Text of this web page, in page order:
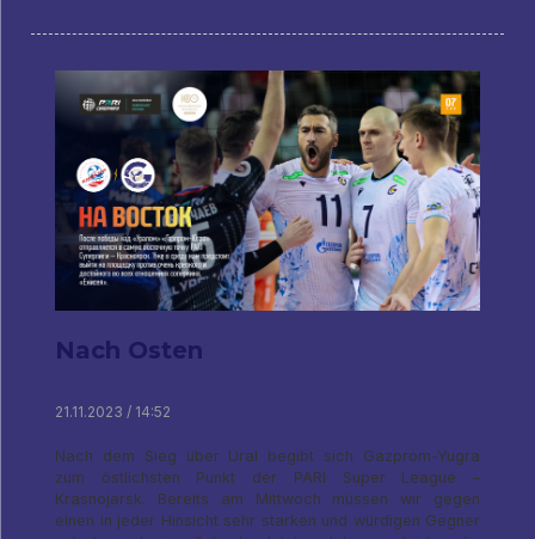
Nach Osten
21.11.2023 / 14:52
Nach dem Sieg über Ural begibt sich Gazprom-Yugra
zum östlichsten Punkt der PARI Super League –
Krasnojarsk. Bereits am Mittwoch müssen wir gegen
einen in jeder Hinsicht sehr starken und würdigen Gegner